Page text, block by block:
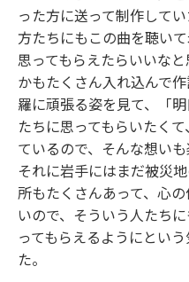
った方に送って制作して
方たちにもこの曲を聴い
思ってもらえたらいいな
かもたくさん入れ込んで
羅に頑張る姿を見て、「
たちに思ってもらいたく
ているので、そんな想い
それに岩手にはまだ被災
所もたくさんあって、心
いので、そういう人たち
ってもらえるようにとい
た。